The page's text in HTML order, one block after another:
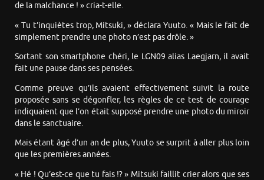
de la malchance ! » cria-t-elle.
« Tu t’inquiètes trop, Mitsuki, » déclara Yuuto. « Mais le fait de
simplement prendre une photo n’est pas drôle. »
Sortant son smartphone chéri, le LGN09 alias Laegjarn, il avait
fait une pause dans ses pensées.
Comme preuve qu’ils avaient effectivement suivit la route
proposée sans se dégonfler, les règles de ce test de courage
indiquaient que l’on était supposé prendre une photo du miroir
dans le sanctuaire.
Mais étant âgé d’un an de plus, Yuuto se surprit à aller plus loin
que les premières années.
« Hé ! Qu’est-ce que tu fais !? » Mitsuki faillit crier alors que ses